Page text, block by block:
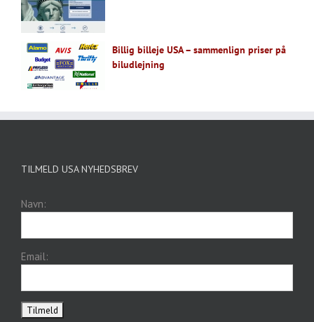
Billig billeje USA – sammenlign priser på
biludlejning
TILMELD USA NYHEDSBREV
Navn:
Email: